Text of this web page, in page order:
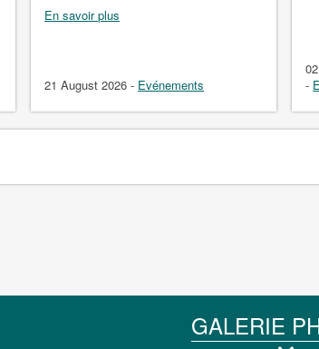
En savoir plus
21 August 2026- Evénements
-
GALERIE